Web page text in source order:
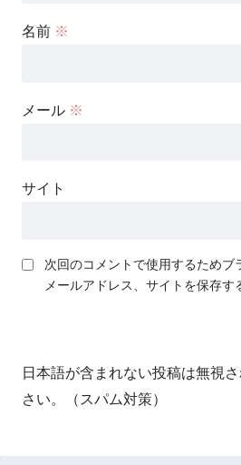
名前 ※
メール ※
サイト
次回のコメントで使用するためブ
メールアドレス、サイトを保存す
日本語が含まれない投稿は無視
さい。（スパム対策）